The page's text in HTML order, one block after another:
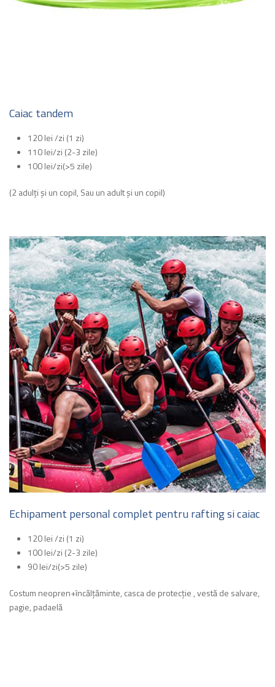
Caiac tandem
120 lei /zi (1 zi)
110 lei/zi (2-3 zile)
100 lei/zi(>5 zile)
(2 adulți și un copil, Sau un adult și un copil)
Echipament personal complet pentru rafting si caiac
120 lei /zi (1 zi)
100 lei/zi (2-3 zile)
90 lei/zi(>5 zile)
Costum neopren+încălțăminte, casca de protecție , vestă de salvare,
pagie, padaelă